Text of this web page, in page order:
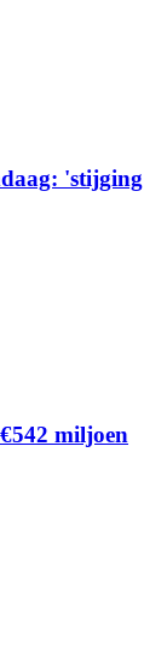
'stijging
miljoen